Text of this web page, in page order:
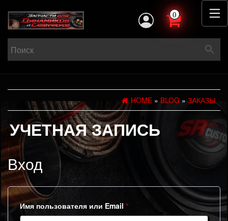
0
HOME » BLOG » ЗАКАЗЫ
УЧЕТНАЯ ЗАПИСЬ
Вход
Имя пользователя или Email *Обязательно